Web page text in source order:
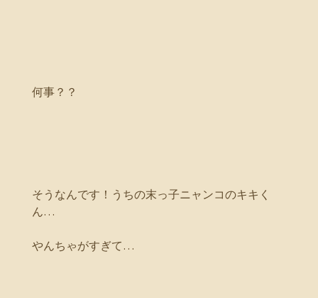
何事？？
そうなんです！うちの末っ子ニャンコのキキく
ん…
やんちゃがすぎて…